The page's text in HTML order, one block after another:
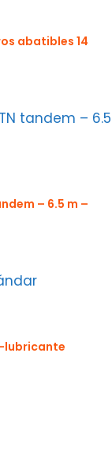
abatibles 14
– 6.5 m –
lubricante